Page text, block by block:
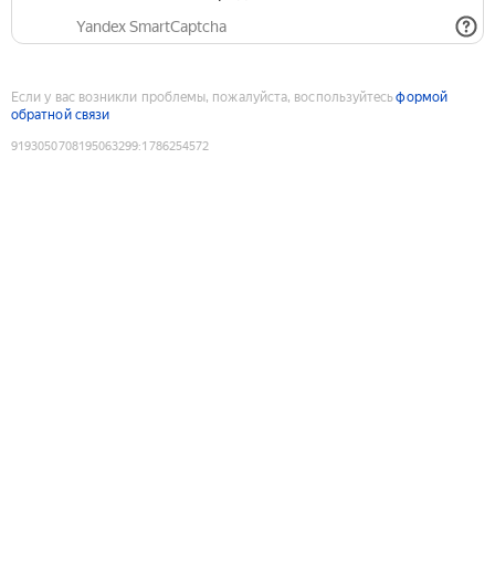
Yandex SmartCaptcha
Если у вас возникли проблемы, пожалуйста, воспользуйтесьформой
обратной связи
9193050708195063299:1786254572